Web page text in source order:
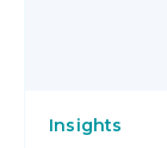
Insights